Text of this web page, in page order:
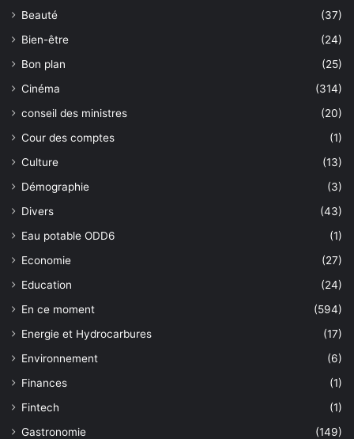
Beauté
(37)
Bien-être
(24)
Bon plan
(25)
Cinéma
(314)
conseil des ministres
(20)
Cour des comptes
(1)
Culture
(13)
Démographie
(3)
Divers
(43)
Eau potable ODD6
(1)
Economie
(27)
Education
(24)
En ce moment
(594)
Energie et Hydrocarbures
(17)
Environnement
(6)
Finances
(1)
Fintech
(1)
Gastronomie
(149)